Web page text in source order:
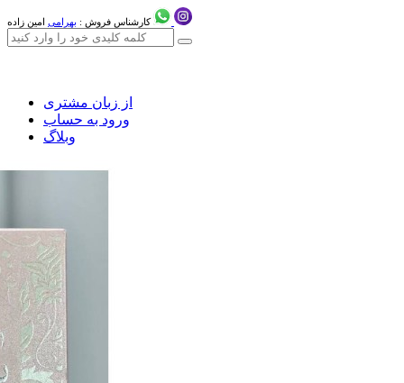
کارشناس فروش : بهرامی امین زاده
از زبان مشتری
ورود به حساب
وبلاگ